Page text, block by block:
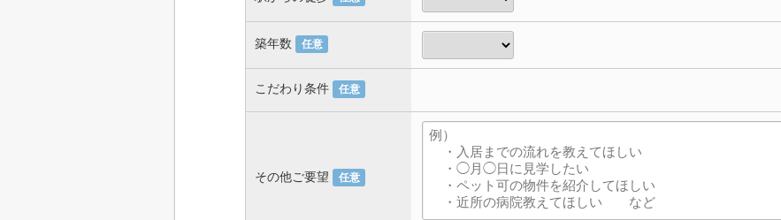
築年数 任意
こだわり条件 任意
その他ご要望 任意